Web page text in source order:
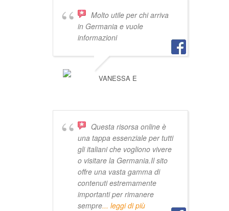
Molto utile per chi arriva
in Germania e vuole
informazioni
VANESSA E
Questa risorsa online è
una tappa essenziale per tutti
gli italiani che vogliono vivere
o visitare la Germania.Il sito
offre una vasta gamma di
contenuti estremamente
importanti per rimanere
sempre... leggi di più